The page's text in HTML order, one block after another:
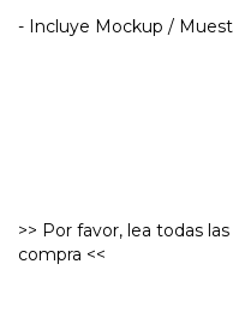
- Incluye Mockup /
>> Por favor, lea todas
compra <<